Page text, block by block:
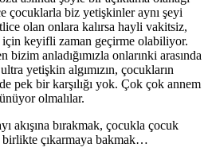
çocuklarla biz yetişkinler aynı şeyi
olan onlara kalırsa hayli vakitsiz,
için keyifli zaman geçirme olabiliyor.
anladığımızla onlarınki arasında
yetişkin algımızın, çocukların
pek bir karşılığı yok. Çok çok annem
olmalılar.
akışına bırakmak, çocukla çocuk
birlikte çıkarmaya bakmak…